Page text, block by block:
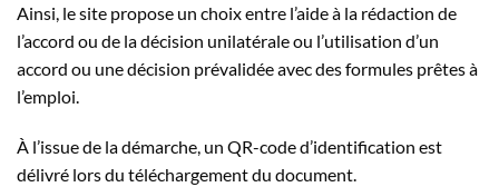
Ainsi, le site propose un choix entre l’aide à la rédaction de
l’accord ou de la décision unilatérale ou l’utilisation d’un
accord ou une décision prévalidée avec des formules prêtes à
l’emploi.
À l’issue de la démarche, un QR-code d’identification est
délivré lors du téléchargement du document.